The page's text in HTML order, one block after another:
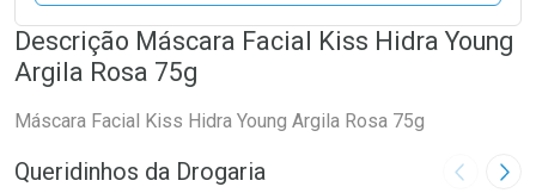
Descrição Máscara Facial Kiss Hidra Young
Argila Rosa 75g
Máscara Facial Kiss Hidra Young Argila Rosa 75g
Queridinhos da Drogaria Imagem